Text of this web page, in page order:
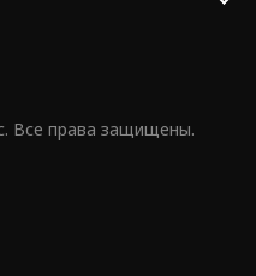
Все права защищены.